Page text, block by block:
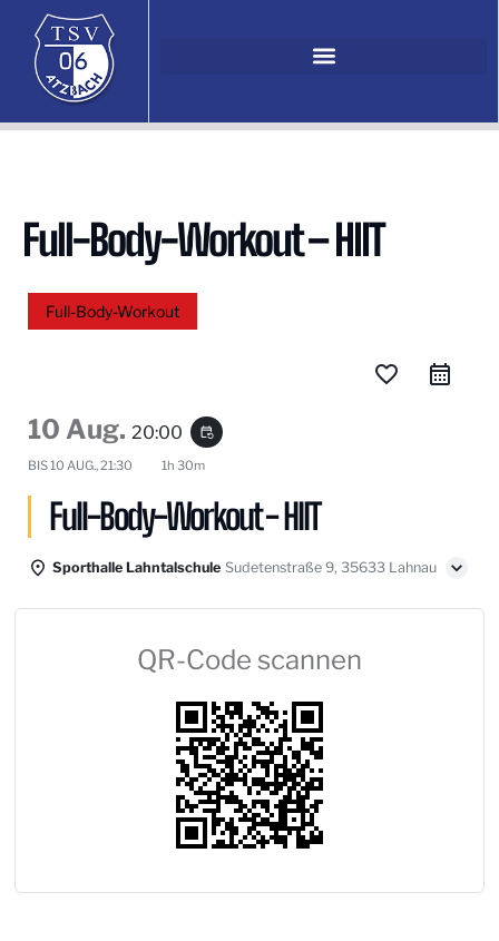
Full-Body-Workout – HIIT
Full-Body-Workout
favorite_border
10 Aug. 20:00 event_repeat
BIS10 AUG., 21:30 1h 30m
Full-Body-Workout - HIIT
Sporthalle Lahntalschule Sudetenstraße 9, 35633 Lahnau
QR-Code scannen